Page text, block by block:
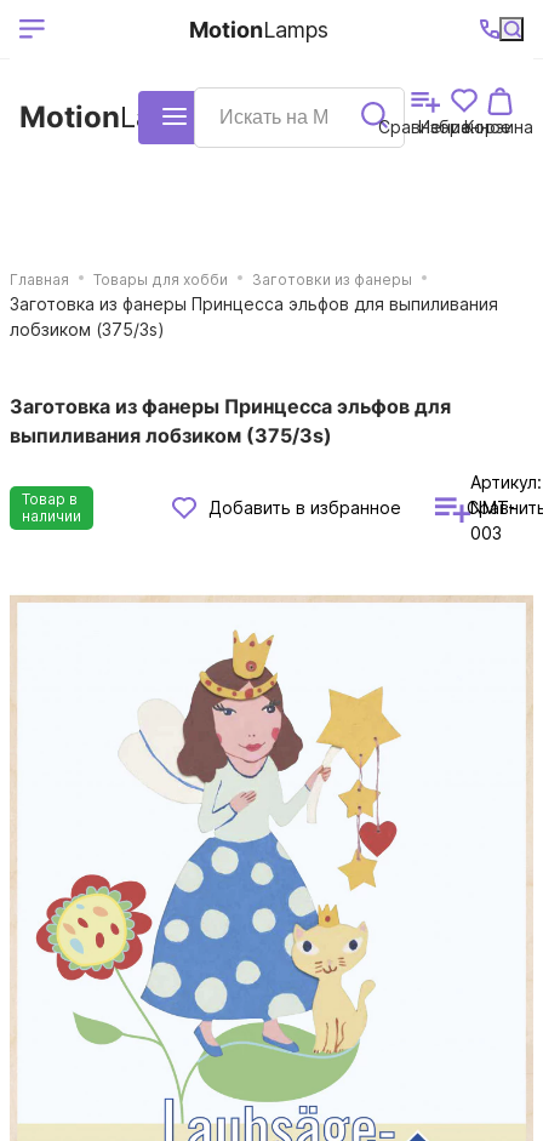
Ваш регион
Выберите ваш
+7 (495)740-
38-68
График
работы
MotionLamps Каталог Сравнение
Избранное
Корзина
MotionLamps
Главная Товары для хобби Заготовки из фанеры
Заготовка из фанеры Принцесса эльфов для выпиливания
лобзиком (375/3s)
Заготовка из фанеры Принцесса эльфов для
выпиливания лобзиком (375/3s)
Товар в
наличии
Добавить в избранное
Артикул:
NMT-
003